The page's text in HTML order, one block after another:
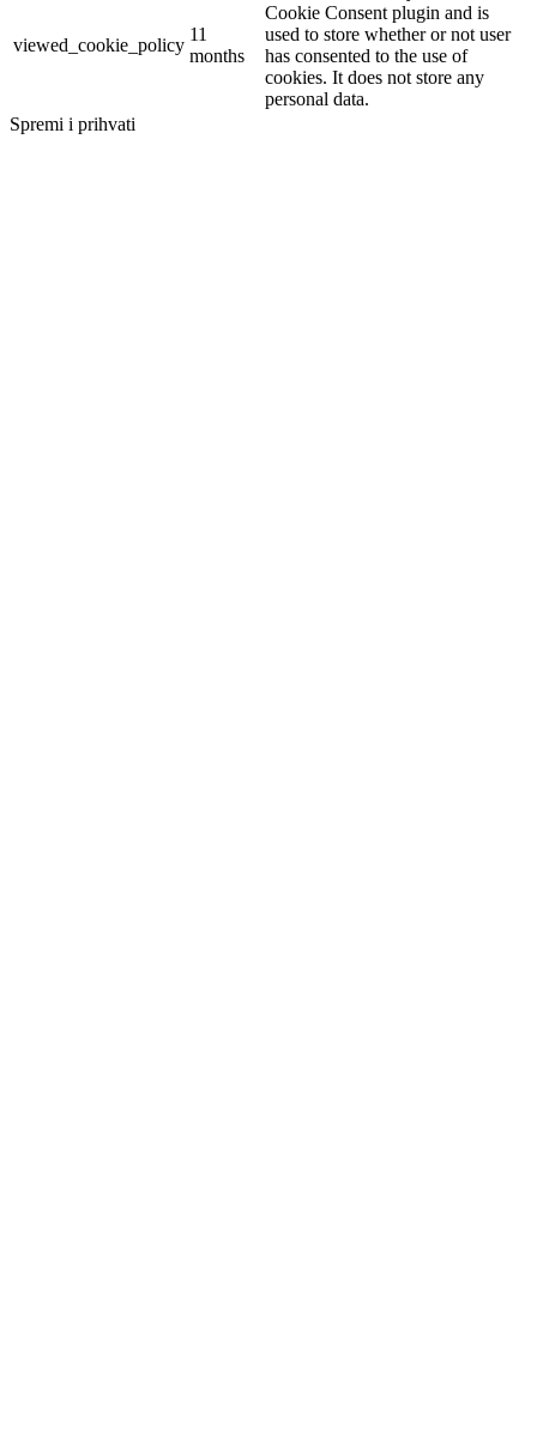
viewed_cookie_policy
11
months
Cookie Consent plugin and is
used to store whether or not user
has consented to the use of
cookies. It does not store any
personal data.
Spremi i prihvati